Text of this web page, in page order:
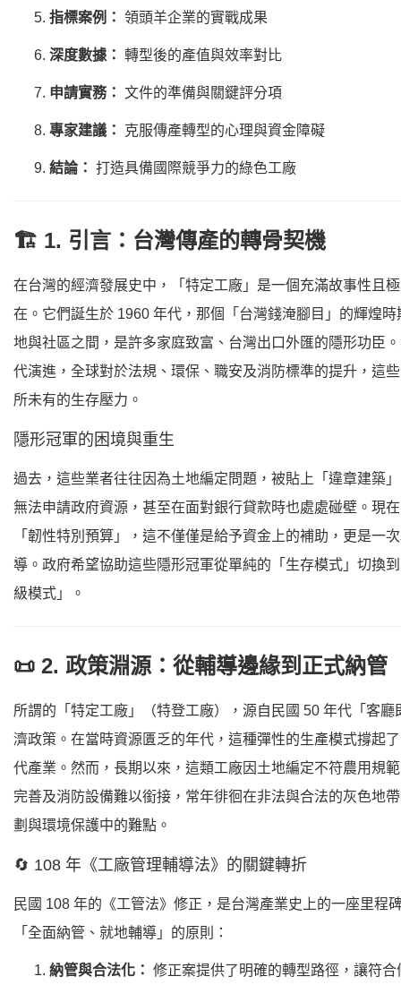
指標案例： 領頭羊企業的實戰成果
深度數據： 轉型後的產值與效率對比
申請實務： 文件的準備與關鍵評分項
專家建議： 克服傳產轉型的心理與資金障礙
結論： 打造具備國際競爭力的綠色工廠
🏗️ 1. 引言：台灣傳產的轉骨契機
在台灣的經濟發展史中，「特定工廠」是一個充滿故事性且
在。它們誕生於 1960 年代，那個「台灣錢淹腳目」的輝煌時
地與社區之間，是許多家庭致富、台灣出口外匯的隱形功臣
代演進，全球對於法規、環保、職安及消防標準的提升，這
所未有的生存壓力。
隱形冠軍的困境與重生
過去，這些業者往往因為土地編定問題，被貼上「違章建築
無法申請政府資源，甚至在面對銀行貸款時也處處碰壁。現
「韌性特別預算」，這不僅僅是給予資金上的補助，更是一
導。政府希望協助這些隱形冠軍從單純的「生存模式」切換
級模式」。
📜 2. 政策淵源：從輔導邊緣到正式納管
所謂的「特定工廠」（特登工廠），源自民國 50 年代「客廳
濟政策。在當時資源匱乏的年代，這種彈性的生產模式撐起
代產業。然而，長期以來，這類工廠因土地編定不符農用規
完善及消防設備難以銜接，常年徘徊在非法與合法的灰色地
劃與環境保護中的難點。
🔄 108 年《工廠管理輔導法》的關鍵轉折
民國 108 年的《工管法》修正，是台灣產業史上的一座里程
「全面納管、就地輔導」的原則：
納管與合法化： 修正案提供了明確的轉型路徑，讓符合